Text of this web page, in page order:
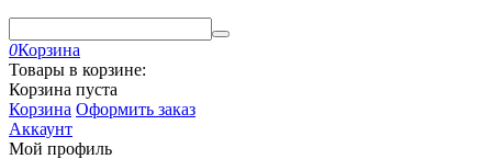
0Корзина
Товары в корзине:
Корзина пуста
Корзина Оформить заказ
Аккаунт
Мой профиль